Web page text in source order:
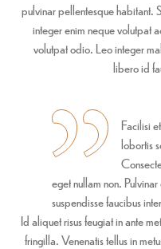
pulvinar pellentesque habitant.
integer enim neque volutpat
volutpat odio. Leo integer
libero id
Facilisi
lobortis
eget nullam non.
suspendisse faucibus
Id aliquet risus feugiat in ante
fringilla. Venenatis tellus in